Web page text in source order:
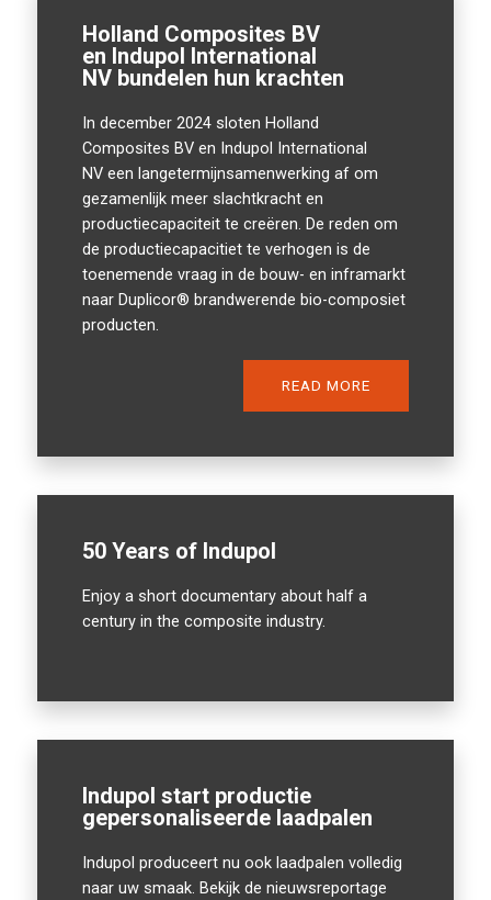
Holland Composites BV
en Indupol International
NV bundelen hun krachten
In december 2024 sloten Holland
Composites BV en Indupol International
NV een langetermijnsamenwerking af om
gezamenlijk meer slachtkracht en
productiecapaciteit te creëren. De reden om
de productiecapacitiet te verhogen is de
toenemende vraag in de bouw- en inframarkt
naar Duplicor® brandwerende bio-composiet
producten.
READ MORE
50 Years of Indupol
Enjoy a short documentary about half a
century in the composite industry.
Indupol start productie
gepersonaliseerde laadpalen
Indupol produceert nu ook laadpalen volledig
naar uw smaak. Bekijk de nieuwsreportage